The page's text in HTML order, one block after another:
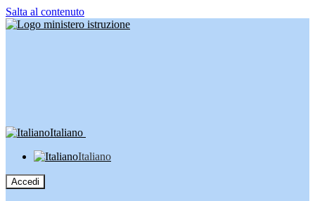
Salta al contenuto
Italiano
Italiano
Accedi